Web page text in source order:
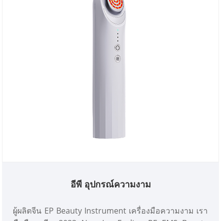
อีพี อุปกรณ์ความงาม
ผู้ผลิตจีน EP Beauty Instrument เครื่องมือความงาม เรา